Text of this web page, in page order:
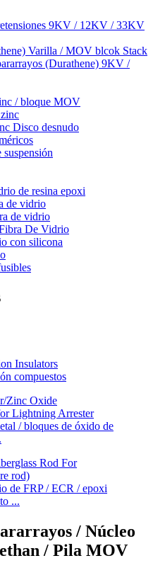
9KV / 12KV / 33KV
Varilla / MOV blcok Stack
(Durathene) 9KV /
/ bloque MOV
Disco desnudo
de resina epoxi
de vidrio
de vidrio
De Vidrio
con silicona
compuestos
/ bloques de óxido de
de FRP / ECR / epoxi
...
/ Núcleo
/ Pila MOV